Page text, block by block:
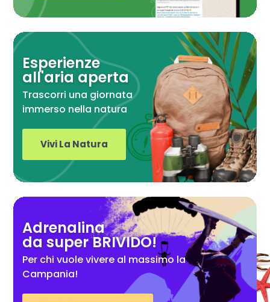
Esperienze
all'aria aperta
Trascorri una giornata
immerso nella natura
Vivi La Natura
Adrenalina
da super BRIVIDO!
Per chi vuole vivere al massimo la
Campania!